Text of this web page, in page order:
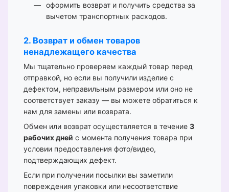
оформить возврат и получить средства за
вычетом транспортных расходов.
2. Возврат и обмен товаров
ненадлежащего качества
Мы тщательно проверяем каждый товар перед
отправкой, но если вы получили изделие с
дефектом, неправильным размером или оно не
соответствует заказу — вы можете обратиться к
нам для замены или возврата.
Обмен или возврат осуществляется в течение 3
рабочих дней с момента получения товара при
условии предоставления фото/видео,
подтверждающих дефект.
Если при получении посылки вы заметили
повреждения упаковки или несоответствие